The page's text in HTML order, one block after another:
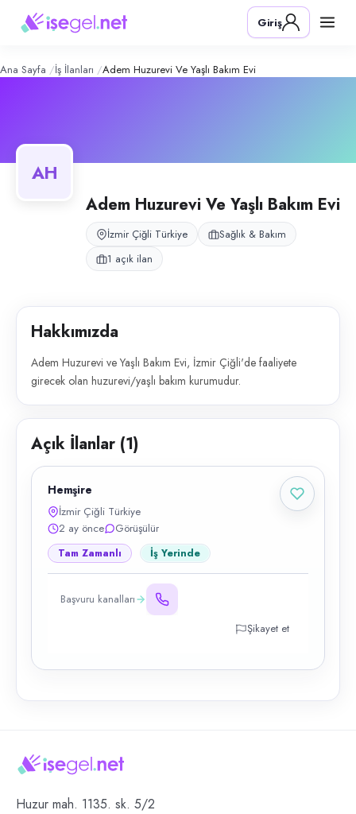
Huzurevi ve Yaşlı Bakım Evi–
Konum:
Adem Huzurevi ve Yaşlı Bakım Evi, İzmir Çiğli'de faaliyete girecek
Giriş
Ana Sayfa İş İlanları Adem Huzurevi Ve Yaşlı Bakım Evi
AH
Adem Huzurevi Ve Yaşlı Bakım Evi
İzmir Çiğli Türkiye
Sağlık & Bakım
1 açık ilan
Hakkımızda
Adem Huzurevi ve Yaşlı Bakım Evi, İzmir Çiğli'de faaliyete
girecek olan huzurevi/yaşlı bakım kurumudur.
Açık İlanlar (1)
Hemşire
İzmir Çiğli Türkiye
2 ay önce
Görüşülür
Tam Zamanlı İş Yerinde
Başvuru kanalları
Şikayet et
Huzur mah. 1135. sk. 5/2